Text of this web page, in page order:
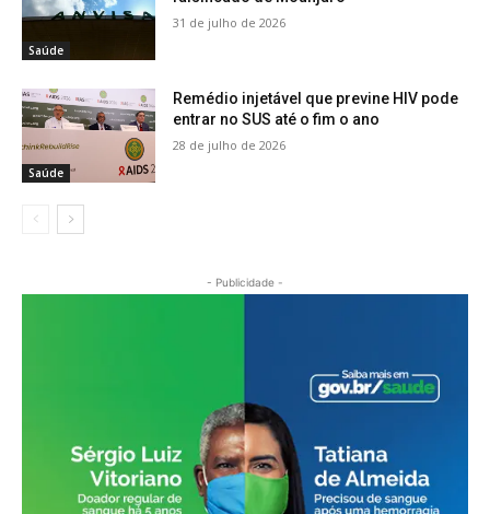
Saúde
31 de julho de 2026
Saúde
Remédio injetável que previne HIV pode
entrar no SUS até o fim o ano
28 de julho de 2026
- Publicidade -